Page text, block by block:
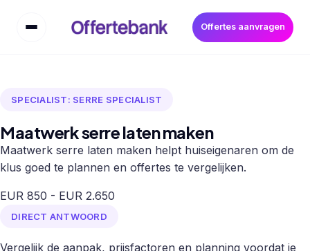
Offertes aanvragen
SPECIALIST: SERRE SPECIALIST
Maatwerk serre laten maken
Maatwerk serre laten maken helpt huiseigenaren om de
klus goed te plannen en offertes te vergelijken.
EUR 850 - EUR 2.650
DIRECT ANTWOORD
Vergelijk de aanpak, prijsfactoren en planning voordat je